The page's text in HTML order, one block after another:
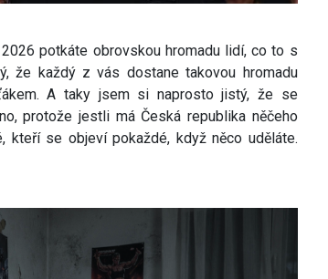
potkáte obrovskou hromadu lidí, co to s
že každý z vás dostane takovou hromadu
A taky jsem si naprosto jistý, že se
protože jestli má Česká republika něčeho
kteří se objeví pokaždé, když něco uděláte.